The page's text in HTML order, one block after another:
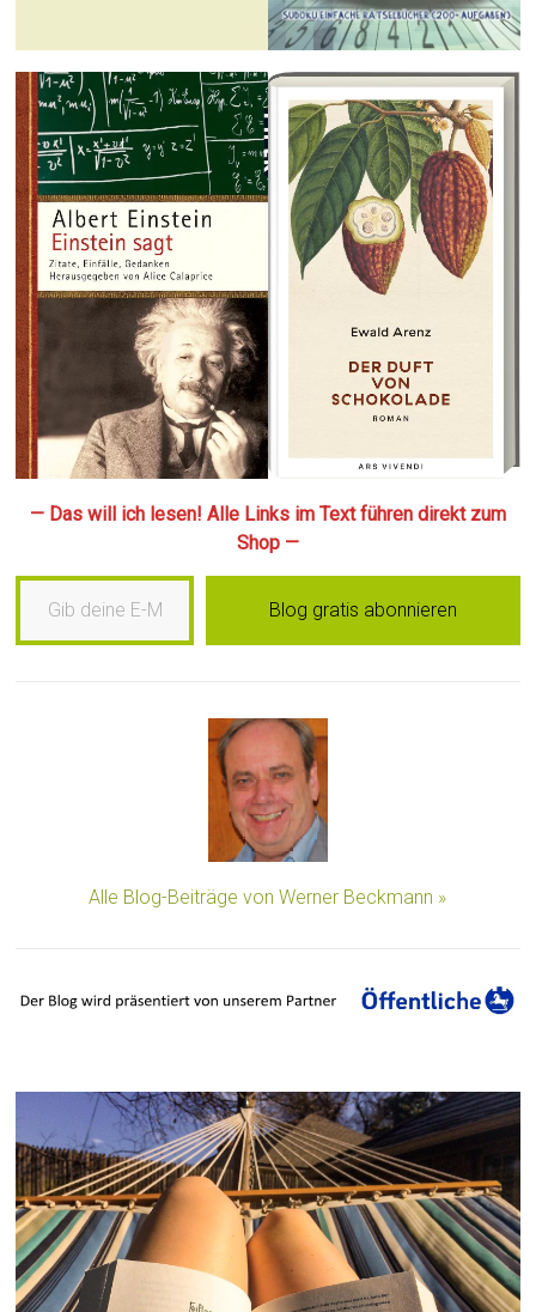
— Das will ich lesen! Alle Links im Text führen direkt zum
Shop —
Gib deine E-Mail-Adresse ein …
Blog gratis abonnieren
Alle Blog-Beiträge von Werner Beckmann »